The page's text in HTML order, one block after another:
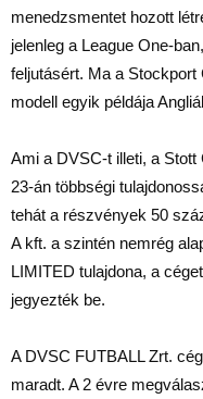
menedzsmentet hozott
jelenleg a League One-
feljutásért. Ma a
modell egyik példája
Ami a DVSC-t illeti, a
23-án többségi
tehát a részvények 50
A kft. a szintén nemrég
LIMITED tulajdona, a
jegyezték be.
A DVSC FUTBALL Zrt.
maradt. A 2 évre